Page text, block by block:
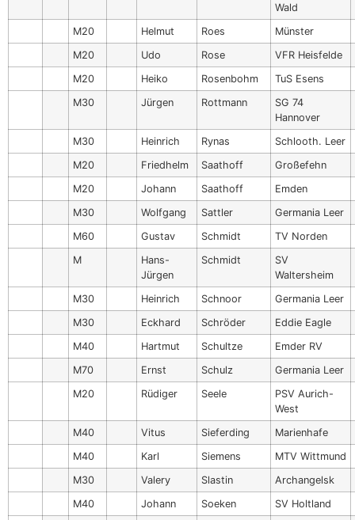
Wald
M20
Helmut Roes
Münster
M20
Udo Rose
VFR Heisfelde
M20
Heiko Rosenbohm
TuS Esens
M30
Jürgen Rottmann
SG 74
Hannover
M30
Heinrich Rynas
Schlooth. Leer
M20
Friedhelm Saathoff
Großefehn
M20
Johann Saathoff
Emden
M30
Wolfgang Sattler
Germania Leer
M60
Gustav Schmidt
TV Norden
M
Hans-
Jürgen
Schmidt
SV
Waltersheim
M30
Heinrich Schnoor
Germania Leer
M30
Eckhard Schröder
Eddie Eagle
M40
Hartmut Schultze
Emder RV
M70
Ernst Schulz
Germania Leer
M20
Rüdiger Seele
PSV Aurich-
West
M40
Vitus Sieferding
Marienhafe
M40
Karl Siemens
MTV Wittmund
M30
Valery Slastin
Archangelsk
M40
Johann Soeken
SV Holtland